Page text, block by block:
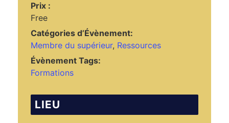
Prix :
Free
Catégories d’Évènement:
Membre du supérieur, Ressources
Évènement Tags:
Formations
LIEU